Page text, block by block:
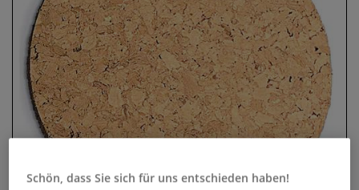
Schön, dass Sie sich für uns entschieden haben!